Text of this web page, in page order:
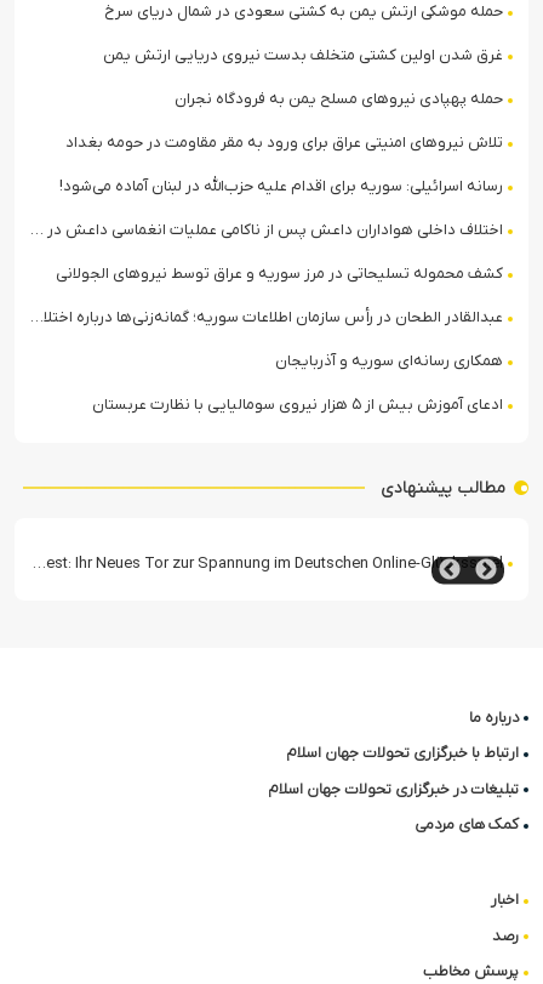
حمله موشکی ارتش یمن به کشتی سعودی در شمال دریای سرخ
غرق شدن اولین کشتی متخلف بدست نیروی دریایی ارتش یمن
حمله پهپادی نیروهای مسلح یمن به فرودگاه نجران
تلاش نیروهای امنیتی عراق برای ورود به مقر مقاومت در حومه بغداد
رسانه اسرائیلی: سوریه برای اقدام علیه حزب‌الله در لبنان آماده می‌شود!
اختلاف داخلی هواداران داعش پس از ناکامی عملیات انغماسی داعش در رقه
کشف محموله تسلیحاتی در مرز سوریه و عراق توسط نیروهای الجولانی
عبدالقادر الطحان در رأس سازمان اطلاعات سوریه؛ گمانه‌زنی‌ها درباره اختلافات در ساختار امنیتی
همکاری رسانه‌ای سوریه و آذربایجان
ادعای آموزش بیش از ۵ هزار نیروی سومالیایی با نظارت عربستان
مطالب پیشنهادی
BetWest: Ihr Neues Tor zur Spannung im Deutschen Online-Glücksspiel
درباره ما
ارتباط با خبرگزاری تحولات جهان اسلام
تبلیغات در خبرگزاری تحولات جهان اسلام
کمک های مردمی
اخبار
رصد
پرسش مخاطب